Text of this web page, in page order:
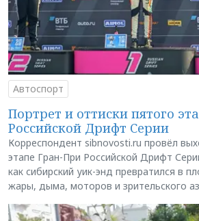
Автоспорт
Портрет и оттиски пятого
Российской Дрифт Серии
Корреспондент sibnovosti.ru провёл
этапе Гран-При Российской Дрифт
как сибирский уик-энд превратился в
жары, дыма, моторов и зрительского